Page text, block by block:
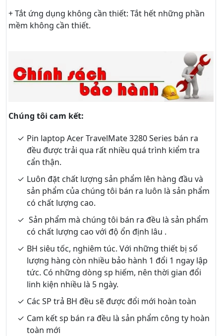
+ Tắt ứng dụng không cần thiết: Tắt hết những phần
mềm không cần thiết.
Chúng tôi cam kết:
Pin laptop Acer TravelMate 3280 Series bán ra
đều được trải qua rất nhiều quá trình kiểm tra
cẩn thận.
Luôn đặt chất lượng sản phẩm lên hàng đầu và
sản phẩm của chúng tôi bán ra luôn là sản phẩm
có chất lượng cao.
Sản phẩm mà chúng tôi bán ra đều là sản phẩm
có chất lượng cao với độ ổn định lâu .
BH siêu tốc, nghiêm túc. Với những thiết bị số
lượng hàng còn nhiều bảo hành 1 đổi 1 ngay lập
tức. Có những dòng sp hiếm, nên thời gian đổi
linh kiện nhiều là 5 ngày.
Các SP trả BH đều sẽ được đổi mới hoàn toàn
Cam kết sp bán ra đều là sản phẩm công ty hoàn
toàn mới